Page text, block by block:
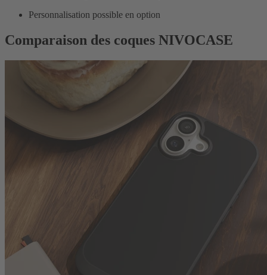
Personnalisation possible en option
Comparaison des coques NIVOCASE